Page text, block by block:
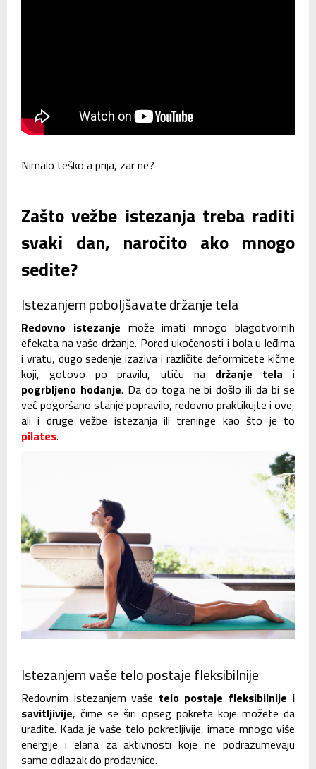
Nimalo teško a prija, zar ne?
Zašto vežbe istezanja treba raditi
svaki dan, naročito ako mnogo
sedite?
Istezanjem poboljšavate držanje tela
Redovno istezanje može imati mnogo blagotvornih
efekata na vaše držanje. Pored ukočenosti i bola u leđima
i vratu, dugo sedenje izaziva i različite deformitete kičme
koji, gotovo po pravilu, utiču na držanje tela i
pogrbljeno hodanje. Da do toga ne bi došlo ili da bi se
već pogoršano stanje popravilo, redovno praktikujte i ove,
ali i druge vežbe istezanja ili treninge kao što je to
pilates.
Istezanjem vaše telo postaje fleksibilnije
Redovnim istezanjem vaše telo postaje fleksibilnije i
savitljivije, čime se širi opseg pokreta koje možete da
uradite. Kada je vaše telo pokretljivije, imate mnogo više
energije i elana za aktivnosti koje ne podrazumevaju
samo odlazak do prodavnice.